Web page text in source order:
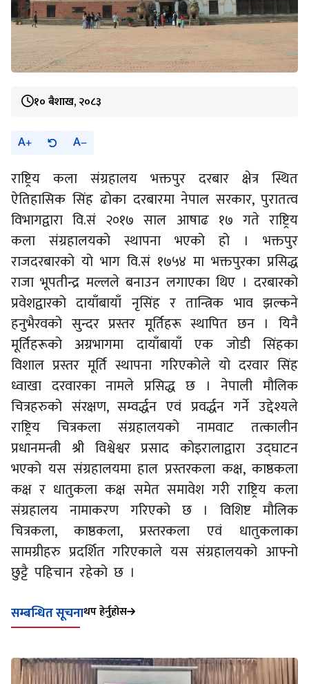
१० बैशाख, २०८३
A A
राष्ट्रिय कला संग्रहालय भक्तपुर दरबार क्षेत्र स्थित
ऐतिहासिक सिंह ढोका दरबारमा नेपाल सरकार, पुरातत्व
विभागद्वारा वि.सं २०१७ साल आषाढ १७ गते राष्ट्रिय
कला संग्रहालयको स्थापना भएको हो । भक्तपुर
राजदरबारको यो भाग वि.सं १७५४ मा भक्तपुरका प्रसिद्ध
राजा भूपतीन्द्र मल्लले बनाउन लगाएका थिए । दरबारको
प्रवेशद्वारको दायाँबायाँ नृसिंह र तान्त्रिक भाव झल्कने
हनुभैरवको सुन्दर प्रस्तर मूर्तिहरू स्थापित छन । यिनै
मूर्तिहरूको अग्रभागमा दायाँबायाँ एक जोडी सिंहका
विशाल प्रस्तर मूर्ति स्थापना गरिएकोले यो दरवार सिंह
ध्वाखा दरवारका नामले प्रसिद्ध छ । नेपाली मौलिक
चित्रहरुको संरक्षण, सम्वर्द्धन एवं प्रवर्द्धन गर्ने उद्देश्यले
राष्ट्रिय चित्रकला संग्रहालयको नामवाट तत्कालीन
प्रधानमन्त्री श्री विश्वेश्वर प्रसाद कोइरालाद्वारा उद्घाटन
भएको यस संग्रहालयमा हाल प्रस्तरकला कक्ष, काष्ठकला
कक्ष र धातुकला कक्ष समेत समावेश गरी राष्ट्रिय कला
संग्रहालय नामाकरण गरिएको छ । विशिष्ट मौलिक
चित्रकला, काष्ठकला, प्रस्तरकला एवं धातुकलाका
सामग्रीहरु प्रदर्शित गरिएकाले यस संग्रहालयको आफ्नो
छुट्टै पहिचान रहेको छ ।
सम्बन्धित सूचनाथप हेर्नुहोस